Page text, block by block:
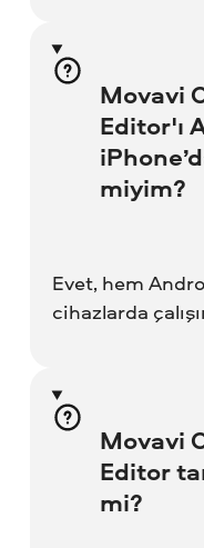
Movavi
Editor'ı
miyim?
Evet, hem
cihazlarda
Movavi
Editor
mi?